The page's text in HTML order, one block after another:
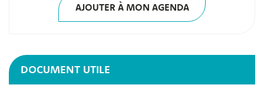
AJOUTER À MON AGENDA
DOCUMENT UTILE